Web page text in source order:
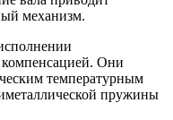
механизм.
компенсацией. Они
температурным
пружины